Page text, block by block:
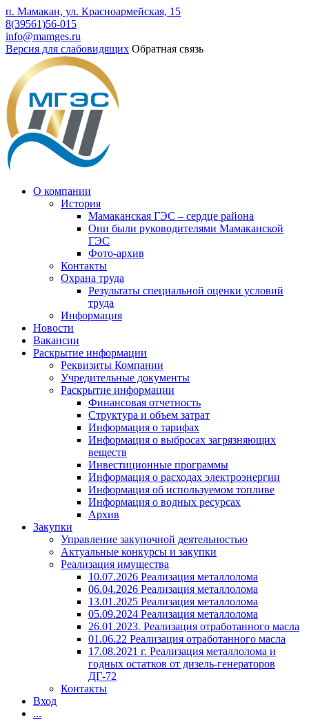
п. Мамакан, ул. Красноармейская, 15
8(39561)56-015
info@mamges.ru
Версия для слабовидящих Обратная связь
О компании
История
Мамаканская ГЭС – сердце района
Они были руководителями Мамаканской
ГЭС
Фото-архив
Контакты
Охрана труда
Результаты специальной оценки условий
труда
Информация
Новости
Вакансии
Раскрытие информации
Реквизиты Компании
Учредительные документы
Раскрытие информации
Финансовая отчетность
Структура и объем затрат
Информация о тарифах
Информация о выбросах загрязняющих
веществ
Инвестиционные программы
Информация о расходах электроэнергии
Информация об используемом топливе
Информация о водных ресурсах
Архив
Закупки
Управление закупочной деятельностью
Актуальные конкурсы и закупки
Реализация имущества
10.07.2026 Реализация металлолома
06.04.2026 Реализация металлолома
13.01.2025 Реализация металлолома
05.09.2024 Реализация металлолома
26.01.2023. Реализация отработанного масла
01.06.22 Реализация отработанного масла
17.08.2021 г. Реализация металлолома и
годных остатков от дизель-генераторов
ДГ-72
Контакты
Вход
...